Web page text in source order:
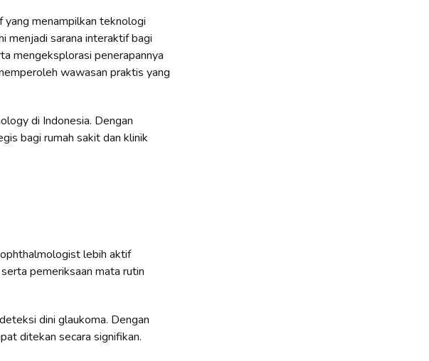
menampilkan teknologi
menjadi sarana interaktif bagi
mengeksplorasi penerapannya
wawasan praktis yang
di Indonesia. Dengan
bagi rumah sakit dan klinik
lebih aktif
pemeriksaan mata rutin
dini glaukoma. Dengan
ditekan secara signifikan.